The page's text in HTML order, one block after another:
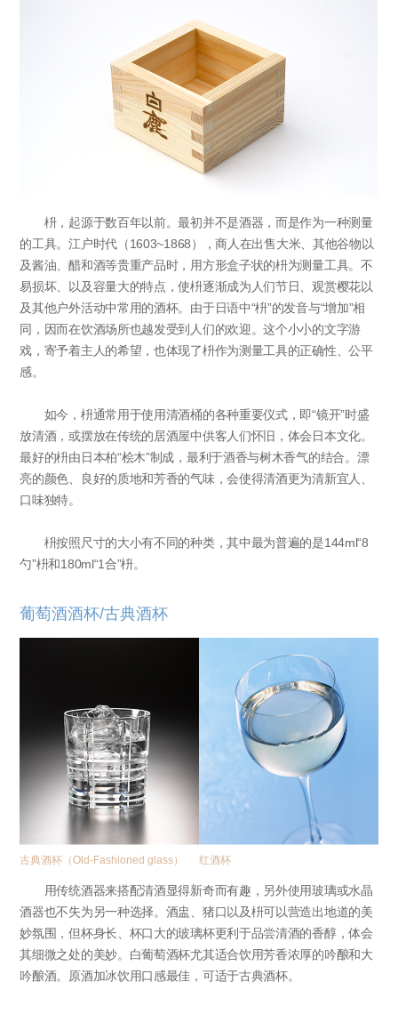
枡，起源于数百年以前。最初并不是酒器，而是作为一种测量
的工具。江户时代（1603~1868），商人在出售大米、其他谷物以
及酱油、醋和酒等贵重产品时，用方形盒子状的枡为测量工具。不
易损坏、以及容量大的特点，使枡逐渐成为人们节日、观赏樱花以
及其他户外活动中常用的酒杯。由于日语中“枡”的发音与“增加”相
同，因而在饮酒场所也越发受到人们的欢迎。这个小小的文字游
戏，寄予着主人的希望，也体现了枡作为测量工具的正确性、公平
感。
如今，枡通常用于使用清酒桶的各种重要仪式，即“镜开”时盛
放清酒，或摆放在传统的居酒屋中供客人们怀旧，体会日本文化。
最好的枡由日本柏“桧木”制成，最利于酒香与树木香气的结合。漂
亮的颜色、良好的质地和芳香的气味，会使得清酒更为清新宜人、
口味独特。
枡按照尺寸的大小有不同的种类，其中最为普遍的是144ml“8
勺”枡和180ml“1合”枡。
葡萄酒酒杯/古典酒杯
古典酒杯（Old-Fashioned glass） 红酒杯
用传统酒器来搭配清酒显得新奇而有趣，另外使用玻璃或水晶
酒器也不失为另一种选择。酒盅、猪口以及枡可以营造出地道的美
妙氛围，但杯身长、杯口大的玻璃杯更利于品尝清酒的香醇，体会
其细微之处的美妙。白葡萄酒杯尤其适合饮用芳香浓厚的吟酿和大
吟酿酒。原酒加冰饮用口感最佳，可适于古典酒杯。